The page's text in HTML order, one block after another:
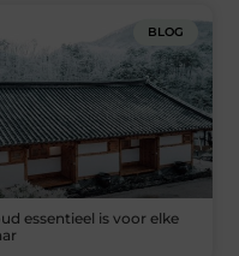
BLOG
essentieel is voor elke